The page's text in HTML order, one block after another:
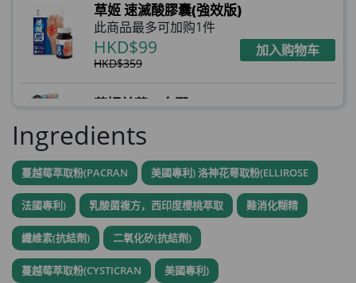
草姬 速滅酸膠囊(強效版)
此商品最多可加购1件
HKD$99
HKD$359
加入购物车
草姬益菌の白潤
HKD$99
草姬 調經緊緻寶
此商品最多可加购1件
HKD$169
HKD$369
加入购物车
男補精力丸5:1 (到期日2028年1月)
Ingredients
蔓越莓萃取粉(PACRAN 美國專利) 洛神花萼取粉(ELLIROSE
法國專利) 乳酸菌複方，西印度櫻桃萃取 難消化糊精
纖維素(抗結劑) 二氧化矽(抗結劑)
蔓越莓萃取粉(CYSTICRAN 美國專利)